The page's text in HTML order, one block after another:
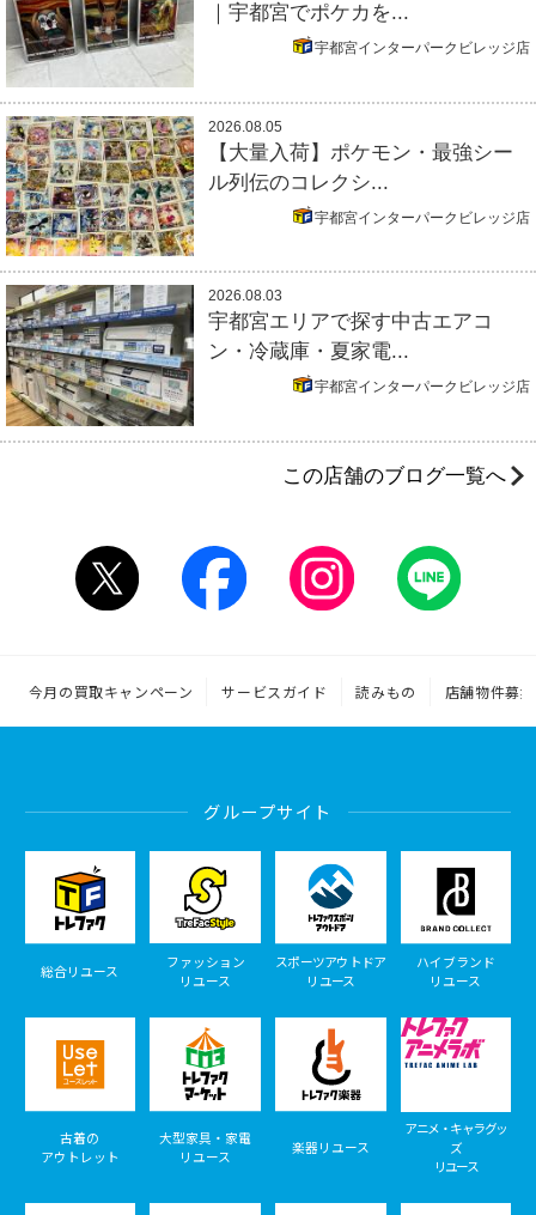
｜宇都宮でポケカを...
宇都宮インターパークビレッジ店
2026.08.05
【大量入荷】ポケモン・最強シー
ル列伝のコレクシ...
宇都宮インターパークビレッジ店
2026.08.03
宇都宮エリアで探す中古エアコ
ン・冷蔵庫・夏家電...
宇都宮インターパークビレッジ店
この店舗のブログ一覧へ
今月の買取キャンペーン サービスガイド 読みもの 店舗物件募集
グループサイト
総合リユース
ファッション
リユース
スポーツアウトドア
リユース
ハイブランド
リユース
古着の
アウトレット
大型家具・家電
リユース
楽器リユース
アニメ・キャラグッ
ズ
リユース